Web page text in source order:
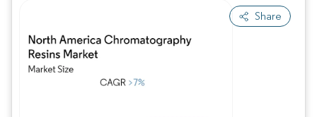
Share